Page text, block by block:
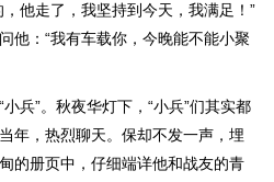
他走了，我坚持到今天，我满足！”
他：“我有车载你，今晚能不能小聚
兵”。秋夜华灯下，“小兵”们其实都
年，热烈聊天。保却不发一声，埋
的册页中，仔细端详他和战友的青